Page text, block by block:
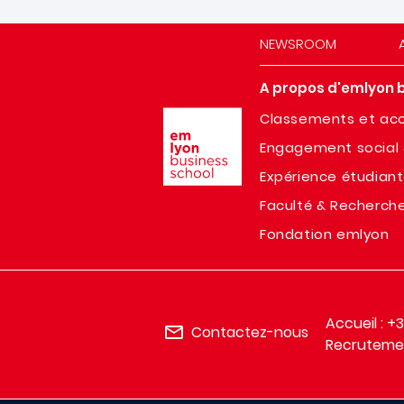
NEWSROOM
A propos d'emlyon
Classements et
Engagement
Expérience
Faculté &
Fondation emlyon
Contactez-nous
Accueil :